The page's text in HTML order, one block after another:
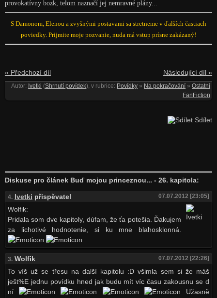
provokatívny bozk, telom naznačí jej nemravné plány...
S Damonom, Elenou a zvyšnými postavami sa stretneme v ďalších častiach
poviedky. Prijmite moje pozvanie, nuda má vstup prísne zakázaný!
« Předchozí díl Následující díl »
Autor: Ivetki (Shrnutí povídek), v rubrice: Povídky » Na pokračování »Ostatní
FanFiction
Sdílet
Diskuse pro článek Buď mojou princeznou... - 26. kapitola:
4. Ivetki přispěvatel 07.07.2012 [23:05]
Wolfik:
Pridala som dve kapitoly, dúfam, že ťa potešia. Ďakujem
za lichotivé hodnotenie, si ku mne blahosklonná.
3.Wolfik 07.07.2012 [22:26]
To víš už se třesu na další kapitolu :D všimla sem si že máš
ješt%E jednu povídku hned jak budu mít víc času zakousnu se d
ní
Užasně